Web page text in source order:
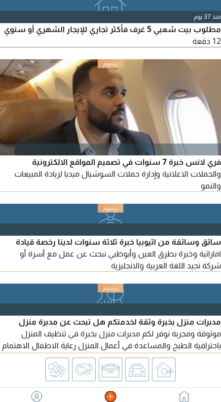
منذ 37 يوم
مطلوب بيت شعبي 5 غرف فأكثر تجاري للإيجار الشهري أو سنوي
12 دفعة
فري لانس خبرة 7 سنوات في تصميم المواقع الالكترونية
والحملات الاعلانية وإدارة حملات السوشيال ميديا لزيادة المبيعات
والنمو
سائق وسائقة من اثيوبيا خبرة ثلاثة سنوات لدينا رخصة قيادة
اماراتية وخبرة بطرق العين وأبوظبي نبحث عن عمل مع أسرة أو
شركة نجيد اللغة العربية والانجليزية
مدبرات منزل بخبرة وثقة لخدمتكم هل تبحث عن مدبرة منزل
موثوقة ومجربة نوفر لكم مدبرات منزل بخبرة في تنظيف المنزل
باحترافية الطبخ والمساعدة في أعمال المنزل رعاية الاطفال الاهتمام
بكبار السن عاملات مدربات وذوات خبرة ملتزمات بالمواعيد خدمة
سريعة وأسعار مناسبة متوفرات في جميع امارات الدولة تواصل معنا
الآن واحجز مدبرة المنزل المناسبة لك بكل سهولة. راحتكم هي